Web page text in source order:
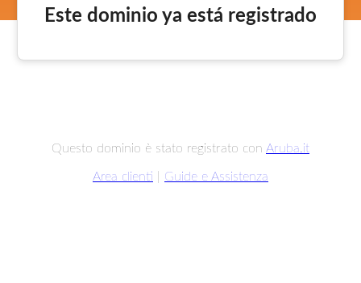
Este dominio ya está registrado
Questo dominio è stato registrato con Aruba.it
Area clienti Guide e Assistenza